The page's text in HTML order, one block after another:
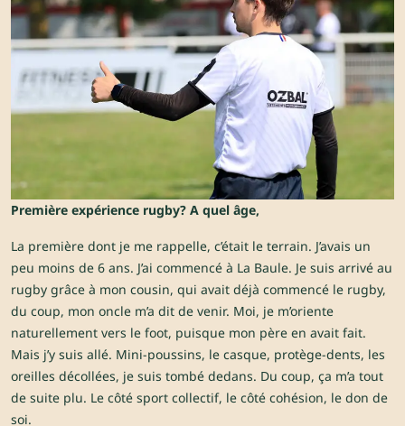
Première expérience rugby? A quel âge,
La première dont je me rappelle, c’était le terrain. J’avais un
peu moins de 6 ans. J’ai commencé à La Baule. Je suis arrivé au
rugby grâce à mon cousin, qui avait déjà commencé le rugby,
du coup, mon oncle m’a dit de venir. Moi, je m’oriente
naturellement vers le foot, puisque mon père en avait fait.
Mais j’y suis allé. Mini-poussins, le casque, protège-dents, les
oreilles décollées, je suis tombé dedans. Du coup, ça m’a tout
de suite plu. Le côté sport collectif, le côté cohésion, le don de
soi.